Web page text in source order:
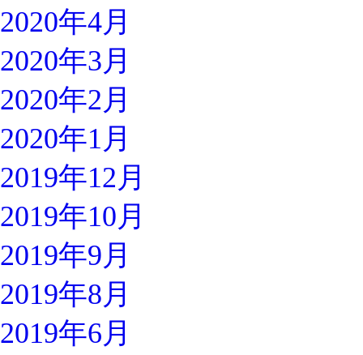
2020年4月
2020年3月
2020年2月
2020年1月
2019年12月
2019年10月
2019年9月
2019年8月
2019年6月